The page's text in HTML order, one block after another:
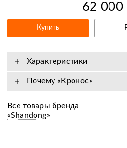
62 000
Купить
Характеристики
Почему «Кронос»
Все товары бренда
«Shandong»